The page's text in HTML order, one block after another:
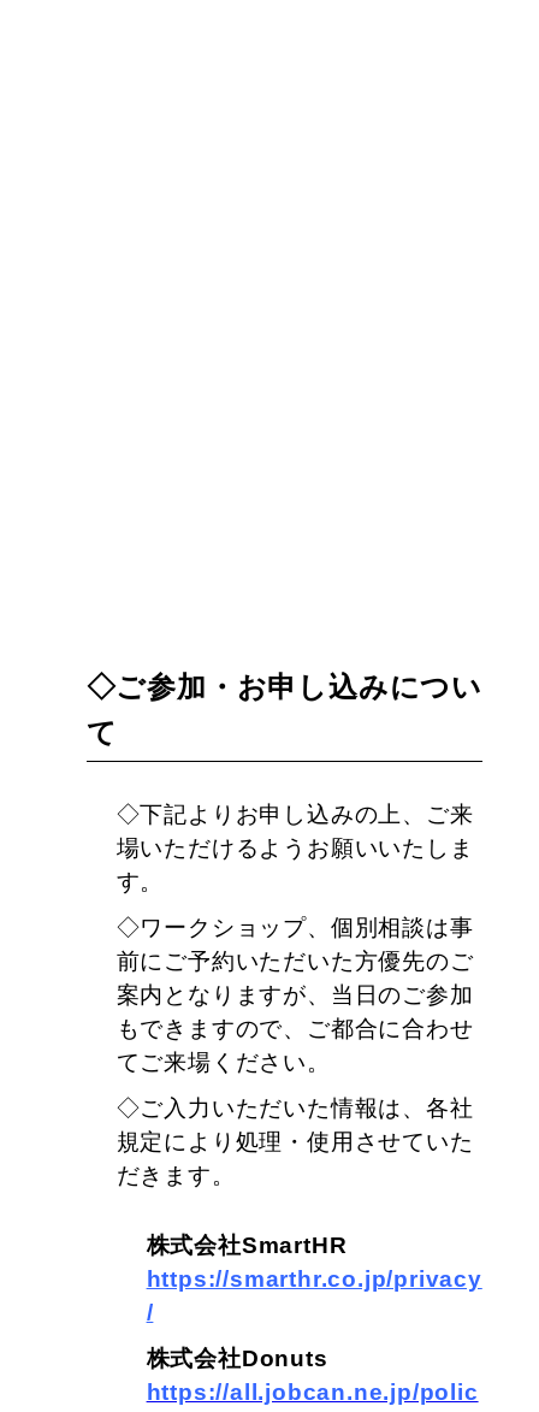
◇ご参加・お申し込みについ
て
◇下記よりお申し込みの上、ご来
場いただけるようお願いいたしま
す。
◇ワークショップ、個別相談は事
前にご予約いただいた方優先のご
案内となりますが、当日のご参加
もできますので、ご都合に合わせ
てご来場ください。
◇ご入力いただいた情報は、各社
規定により処理・使用させていた
だきます。
株式会社SmartHR
https://smarthr.co.jp/privacy
/
株式会社Donuts
https://all.jobcan.ne.jp/polic